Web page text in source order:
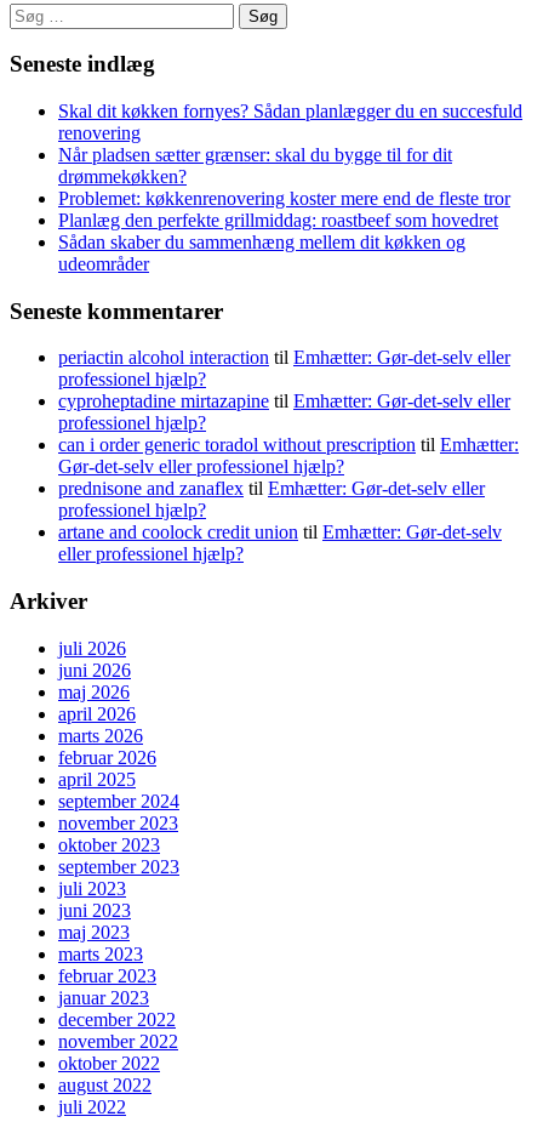
Søg
efter:
Seneste indlæg
Skal dit køkken fornyes? Sådan planlægger du en succesfuld
renovering
Når pladsen sætter grænser: skal du bygge til for dit
drømmekøkken?
Problemet: køkkenrenovering koster mere end de fleste tror
Planlæg den perfekte grillmiddag: roastbeef som hovedret
Sådan skaber du sammenhæng mellem dit køkken og
udeområder
Seneste kommentarer
periactin alcohol interaction til Emhætter: Gør-det-selv eller
professionel hjælp?
cyproheptadine mirtazapine til Emhætter: Gør-det-selv eller
professionel hjælp?
can i order generic toradol without prescription til Emhætter:
Gør-det-selv eller professionel hjælp?
prednisone and zanaflex til Emhætter: Gør-det-selv eller
professionel hjælp?
artane and coolock credit union til Emhætter: Gør-det-selv
eller professionel hjælp?
Arkiver
juli 2026
juni 2026
maj 2026
april 2026
marts 2026
februar 2026
april 2025
september 2024
november 2023
oktober 2023
september 2023
juli 2023
juni 2023
maj 2023
marts 2023
februar 2023
januar 2023
december 2022
november 2022
oktober 2022
august 2022
juli 2022